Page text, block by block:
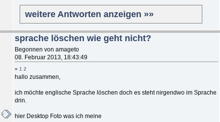
weitere Antworten anzeigen »»
sprache löschen wie geht nicht?
Begonnen von amageto
08. Februar 2013, 18:43:49
« 1 2
hallo zusammen,
ich möchte englische Sprache löschen doch es steht nirgendwo im Sprache
drin.
hier Desktop Foto was ich meine